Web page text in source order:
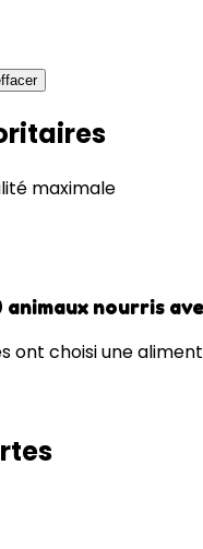
maximale
animaux nourris
ont choisi une